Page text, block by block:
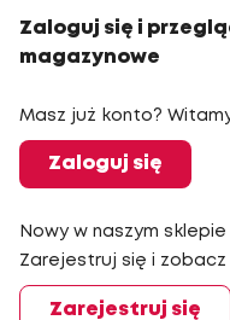
Zaloguj się i
magazynowe
Masz już konto?
Zaloguj się
Nowy w naszym
Zarejestruj się i zobacz
Zarejestruj się